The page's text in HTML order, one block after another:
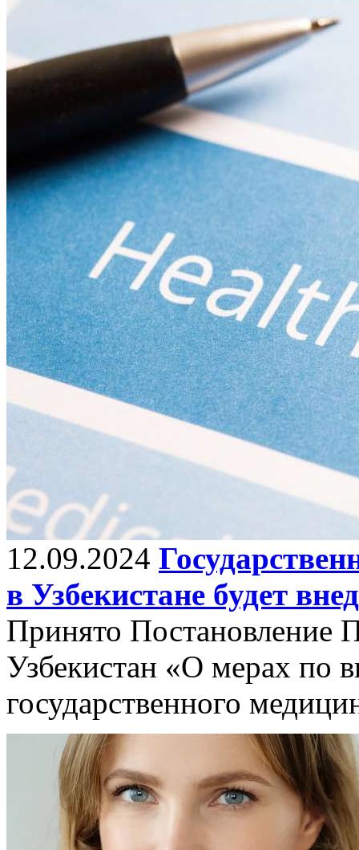
12.09.2024
в Узбекистане будет
Принято Постановление
Узбекистан «О мерах по
государственного